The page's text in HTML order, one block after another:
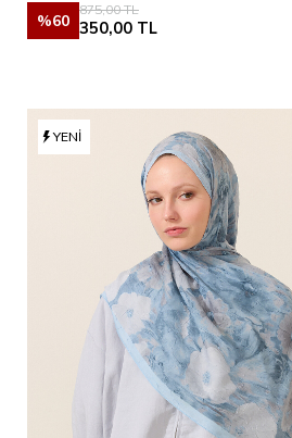
%60
875,00TL
350,00 TL
YENI